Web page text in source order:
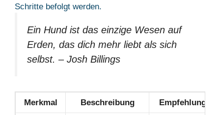
Schritte befolgt werden.
Ein Hund ist das einzige Wesen auf
Erden, das dich mehr liebt als sich
selbst. – Josh Billings
Merkmal Beschreibung Empfehlung